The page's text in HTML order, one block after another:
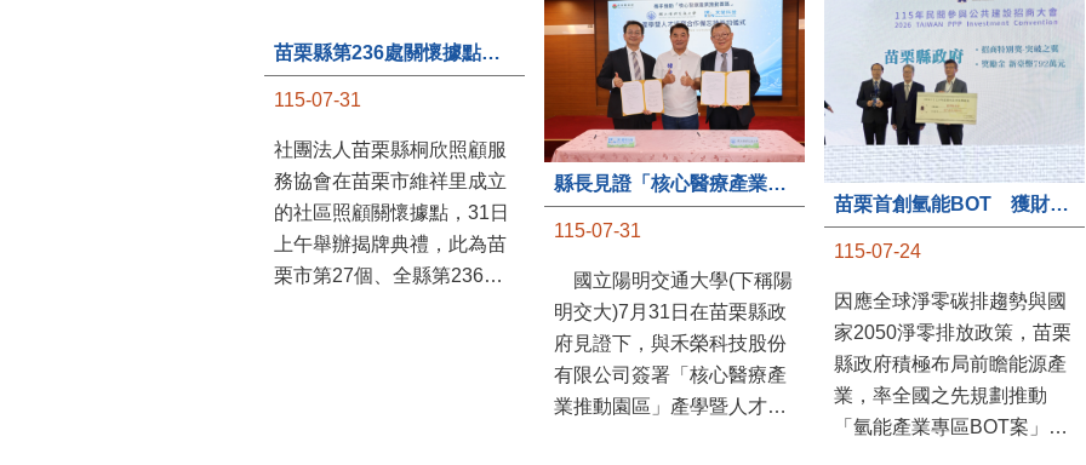
苗栗縣第236處關懷據點在苗栗市維祥里揭牌
115-07-31
社團法人苗栗縣桐欣照顧服
務協會在苗栗市維祥里成立
的社區照顧關懷據點，31日
上午舉辦揭牌典禮，此為苗
栗市第27個、全縣第236處
縣長見證「核心醫療產業推動園區」產學合作簽約儀式
115-07-31
國立陽明交通大學(下稱陽
明交大)7月31日在苗栗縣政
府見證下，與禾榮科技股份
有限公司簽署「核心醫療產
業推動園區」產學暨人才培
苗栗首創氫能BOT 獲財政部「突破之翼」肯定
115-07-24
因應全球淨零碳排趨勢與國
家2050淨零排放政策，苗栗
縣政府積極布局前瞻能源產
業，率全國之先規劃推動
「氫能產業專區BOT案」，